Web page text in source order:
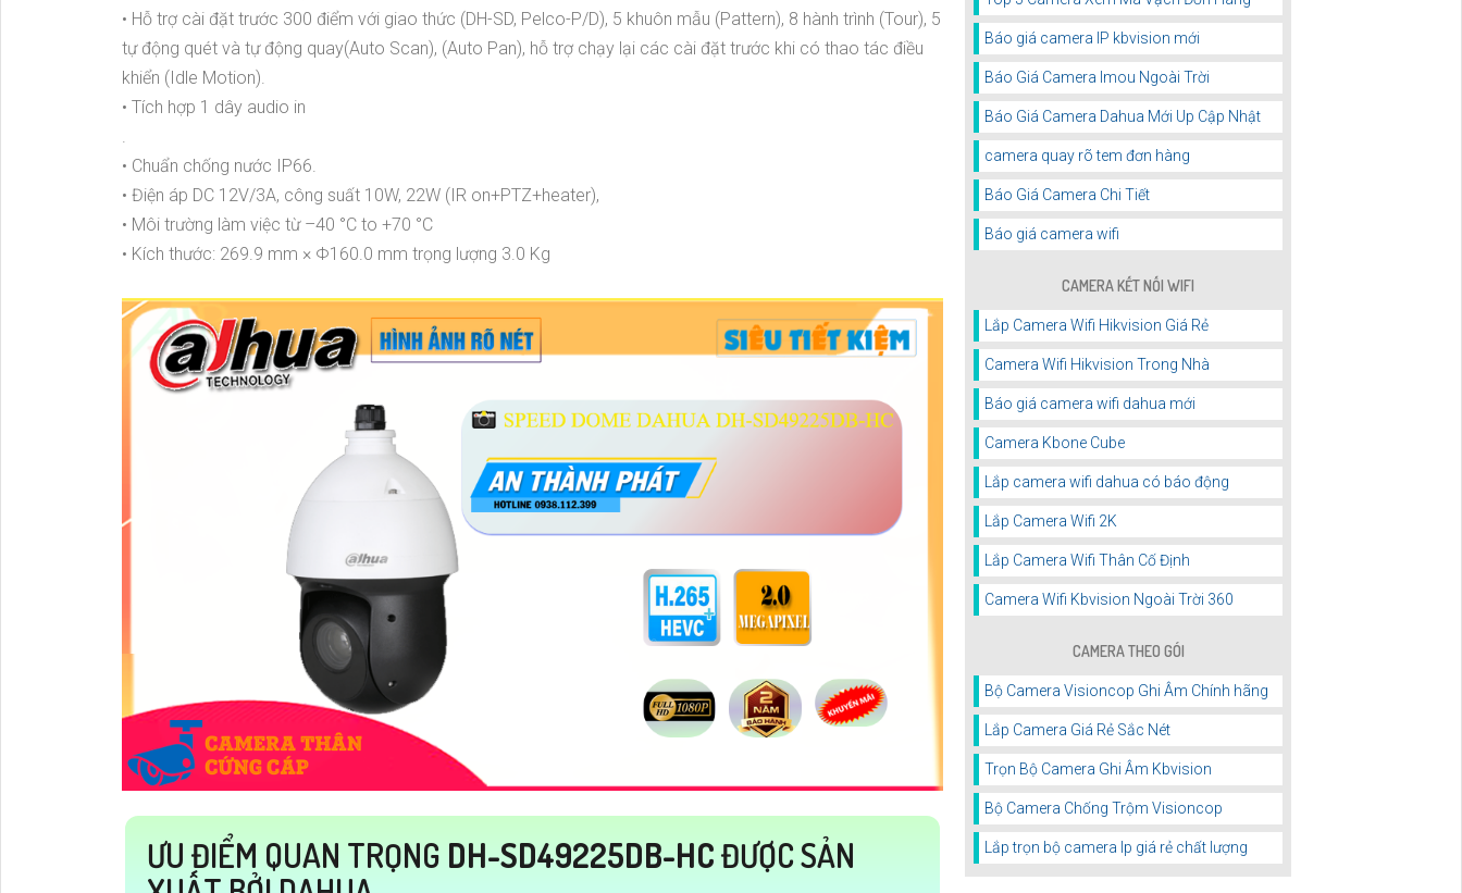
• Hỗ trợ cài đặt trước 300 điểm với giao thức (DH-SD, Pelco-P/D), 5 khuôn mẫu (Pattern), 8 hành trình (Tour), 5
tự động quét và tự động quay(Auto Scan), (Auto Pan), hỗ trợ chạy lại các cài đặt trước khi có thao tác điều
khiển (Idle Motion).
• Tích hợp 1 dây audio in
.
• Chuẩn chống nước IP66.
• Điện áp DC 12V/3A, công suất 10W, 22W (IR on+PTZ+heater),
• Môi trường làm việc từ –40 °C to +70 °C
• Kích thước: 269.9 mm × Φ160.0 mm trọng lượng 3.0 Kg
ƯU ĐIỂM QUAN TRỌNG DH-SD49225DB-HCĐƯỢC SẢN
Báo giá camera IP kbvision mới
Báo Giá Camera Imou Ngoài Trời
Báo Giá Camera Dahua Mới Up Cập Nhật
camera quay rõ tem đơn hàng
Báo Giá Camera Chi Tiết
Báo giá camera wifi
CAMERA KẾT NỐI WIFI
Lắp Camera Wifi Hikvision Giá Rẻ
Camera Wifi Hikvision Trong Nhà
Báo giá camera wifi dahua mới
Camera Kbone Cube
Lắp camera wifi dahua có báo động
Lắp Camera Wifi 2K
Lắp Camera Wifi Thân Cố Định
Camera Wifi Kbvision Ngoài Trời 360
CAMERA THEO GÓI
Bộ Camera Visioncop Ghi Âm Chính hãng
Lắp Camera Giá Rẻ Sắc Nét
Trọn Bộ Camera Ghi Âm Kbvision
Bộ Camera Chống Trộm Visioncop
Lắp trọn bộ camera Ip giá rẻ chất lượng